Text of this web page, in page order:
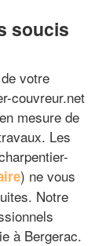
soucis
votre
couvreur.net
mesure de
Les
) ne vous
Notre
à Bergerac.